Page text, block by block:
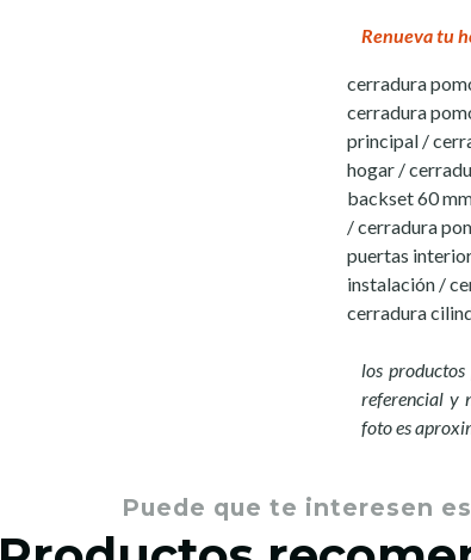
Renueva tu
cerradura
cerradura
principal /
hogar /
backset 60
/ cerradura
puertas
instalación /
cerradura
los
referencial y
foto es
Puede que te interesen